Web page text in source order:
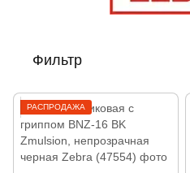
Фильтр
РАСПРОДАЖА